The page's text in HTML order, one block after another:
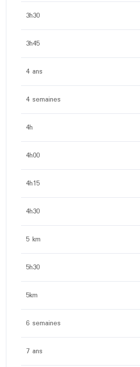
3h30
3h45
4 ans
4 semaines
4h
4h00
4h15
4h30
5 km
5h30
5km
6 semaines
7 ans